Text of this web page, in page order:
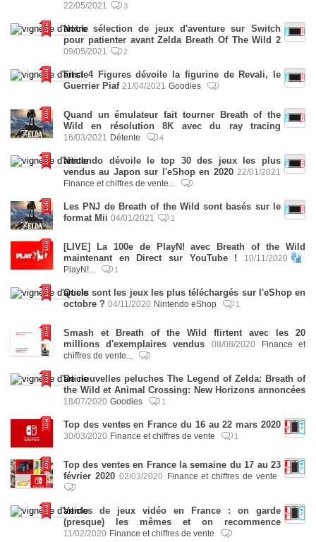
22/05/2021 3
Notre sélection de jeux d'aventure sur Switch
pour patienter avant Zelda Breath Of The Wild 2
09/05/2021 2
First 4 Figures dévoile la figurine de Revali, le
Guerrier Piaf 21/04/2021 Goodies
Quand un émulateur fait tourner Breath of the
Wild en résolution 8K avec du ray tracing
16/03/2021 Détente 4
Nintendo dévoile le top 30 des jeux les plus
vendus au Japon sur l'eShop en 2020 22/01/2021
Finance et chiffres de vente...
Les PNJ de Breath of the Wild sont basés sur le
format Mii 04/01/2021 1
[LIVE] La 100e de PlayN! avec Breath of the Wild
maintenant en Direct sur YouTube !
10/11/2020
PlayN!...
1
Quels sont les jeux les plus téléchargés sur l'eShop en
octobre ? 04/11/2020 Nintendo eShop 1
Smash et Breath of the Wild flirtent avec les 20
millions d'exemplaires vendus
08/08/2020
Finance et
chiffres de vente...
De nouvelles peluches The Legend of Zelda: Breath of
the Wild et Animal Crossing: New Horizons annoncées
18/07/2020 Goodies 1
Top des ventes en France du 16 au 22 mars 2020
30/03/2020 Finance et chiffres de vente 1
Top des ventes en France la semaine du 17 au 23
février 2020 02/03/2020 Finance et chiffres de vente
Ventes de jeux vidéo en France : on garde
(presque) les mêmes et on recommence
11/02/2020 Finance et chiffres de vente